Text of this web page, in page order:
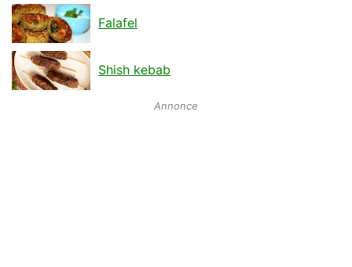
Falafel
Shish kebab
Annonce